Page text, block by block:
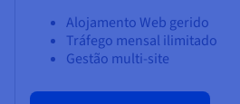
Alojamento Web gerido
Tráfego mensal ilimitado
Gestão multi-site